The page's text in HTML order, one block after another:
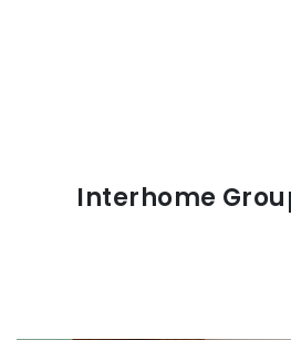
Interhome